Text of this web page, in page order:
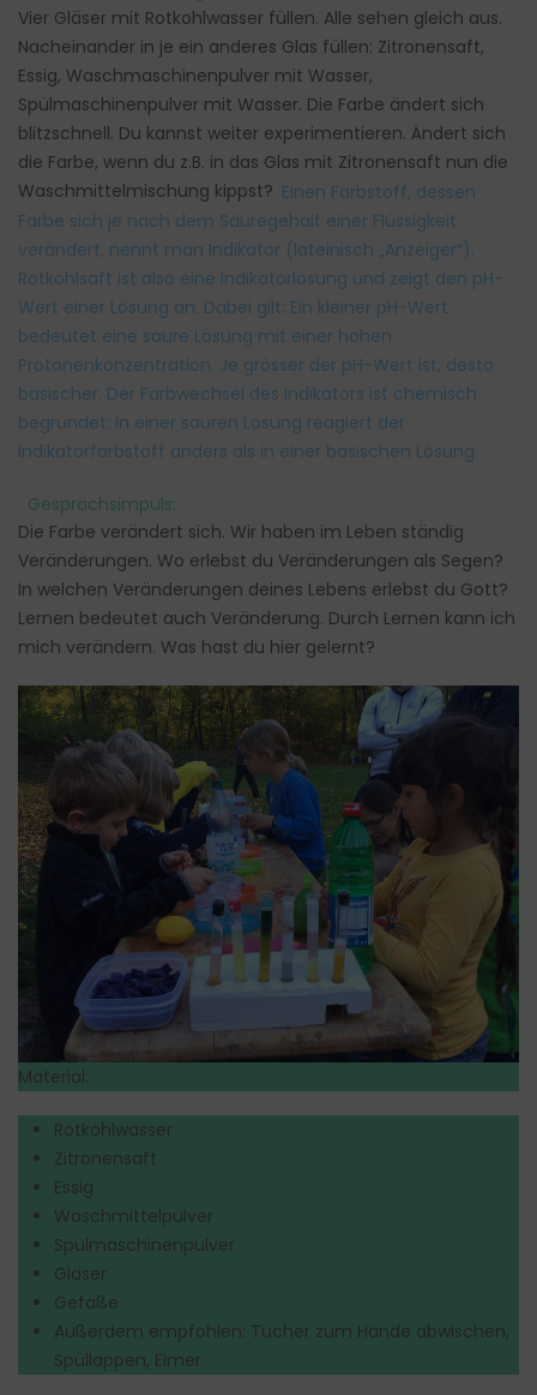
Vier Gläser mit Rotkohlwasser füllen. Alle sehen gleich aus.
Nacheinander in je ein anderes Glas füllen: Zitronensaft,
Essig, Waschmaschinenpulver mit Wasser,
Spülmaschinenpulver mit Wasser. Die Farbe ändert sich
blitzschnell. Du kannst weiter experimentieren. Ändert sich
die Farbe, wenn du z.B. in das Glas mit Zitronensaft nun die
Waschmittelmischung kippst? Einen Farbstoff, dessen
Farbe sich je nach dem Säuregehalt einer Flüssigkeit
verändert, nennt man Indikator (lateinisch „Anzeiger“).
Rotkohlsaft ist also eine Indikatorlösung und zeigt den pH-
Wert einer Lösung an. Dabei gilt: Ein kleiner pH-Wert
bedeutet eine saure Lösung mit einer hohen
Protonenkonzentration. Je grösser der pH-Wert ist, desto
basischer. Der Farbwechsel des Indikators ist chemisch
begründet: In einer sauren Lösung reagiert der
Indikatorfarbstoff anders als in einer basischen Lösung.
Gesprächsimpuls:
Die Farbe verändert sich. Wir haben im Leben ständig
Veränderungen. Wo erlebst du Veränderungen als Segen?
In welchen Veränderungen deines Lebens erlebst du Gott?
Lernen bedeutet auch Veränderung. Durch Lernen kann ich
mich verändern. Was hast du hier gelernt?
Material:
Rotkohlwasser
Zitronensaft
Essig
Waschmittelpulver
Spülmaschinenpulver
Gläser
Gefäße
Außerdem empfohlen: Tücher zum Hände abwischen,
Spüllappen, Eimer